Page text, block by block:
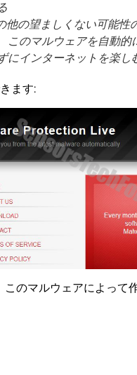
の望ましくない可能
このマルウェアを自動
にインターネットを楽し
ます:
のマルウェアによって